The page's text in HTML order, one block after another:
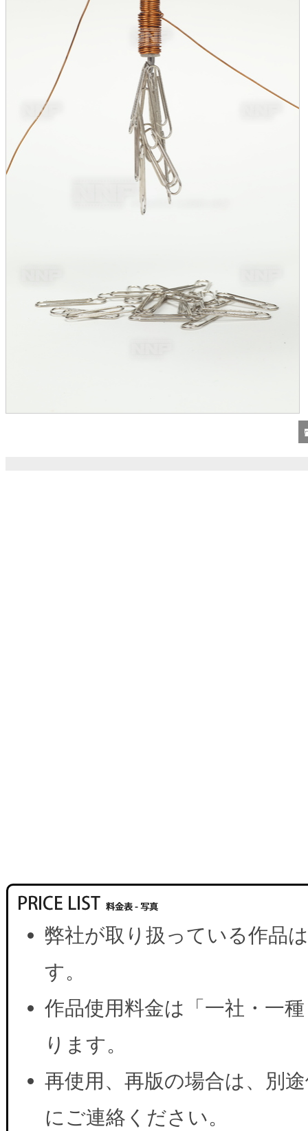
弊社が取り扱っている作品
す。
作品使用料金は「一社・一
ります。
再使用、再版の場合は、別
にご連絡ください。